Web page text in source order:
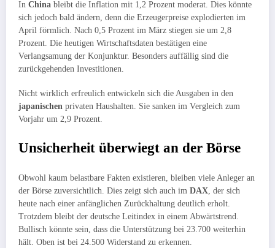
In China bleibt die Inflation mit 1,2 Prozent moderat. Dies könnte
sich jedoch bald ändern, denn die Erzeugerpreise explodierten im
April förmlich. Nach 0,5 Prozent im März stiegen sie um 2,8
Prozent. Die heutigen Wirtschaftsdaten bestätigen eine
Verlangsamung der Konjunktur. Besonders auffällig sind die
zurückgehenden Investitionen.
Nicht wirklich erfreulich entwickeln sich die Ausgaben in den
japanischen privaten Haushalten. Sie sanken im Vergleich zum
Vorjahr um 2,9 Prozent.
Unsicherheit überwiegt an der Börse
Obwohl kaum belastbare Fakten existieren, bleiben viele Anleger an
der Börse zuversichtlich. Dies zeigt sich auch im DAX, der sich
heute nach einer anfänglichen Zurückhaltung deutlich erholt.
Trotzdem bleibt der deutsche Leitindex in einem Abwärtstrend.
Bullisch könnte sein, dass die Unterstützung bei 23.700 weiterhin
hält. Oben ist bei 24.500 Widerstand zu erkennen.